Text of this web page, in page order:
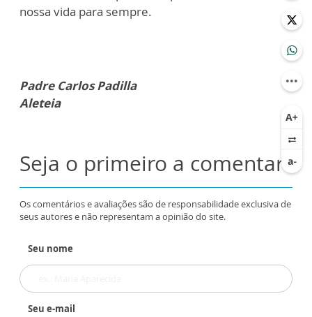
nossa vida para sempre.
Padre Carlos Padilla
Aleteia
Seja o primeiro a comentar
Os comentários e avaliações são de responsabilidade exclusiva de
seus autores e não representam a opinião do site.
Seu nome
Seu e-mail